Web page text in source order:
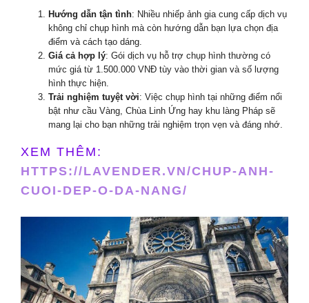
Hướng dẫn tận tình: Nhiều nhiếp ảnh gia cung cấp dịch vụ
không chỉ chụp hình mà còn hướng dẫn bạn lựa chọn địa
điểm và cách tạo dáng.
Giá cả hợp lý: Gói dịch vụ hỗ trợ chụp hình thường có
mức giá từ 1.500.000 VNĐ tùy vào thời gian và số lượng
hình thực hiện.
Trải nghiệm tuyệt vời: Việc chụp hình tại những điểm nổi
bật như cầu Vàng, Chùa Linh Ứng hay khu làng Pháp sẽ
mang lại cho bạn những trải nghiệm trọn vẹn và đáng nhớ.
XEM THÊM:
HTTPS://LAVENDER.VN/CHUP-ANH-
CUOI-DEP-O-DA-NANG/